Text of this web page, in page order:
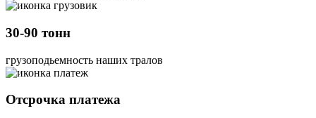
30-90 тонн
грузоподьемность наших тралов
Отсрочка платежа